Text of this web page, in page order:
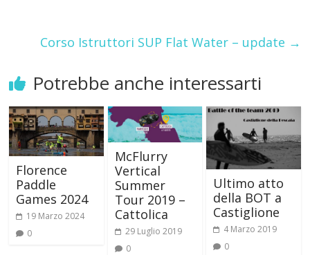
Corso Istruttori SUP Flat Water – update →
Potrebbe anche interessarti
Florence
Paddle
Games 2024
19 Marzo 2024
0
McFlurry
Vertical
Summer
Tour 2019 –
Cattolica
29 Luglio 2019
0
Ultimo atto
della BOT a
Castiglione
4 Marzo 2019
0